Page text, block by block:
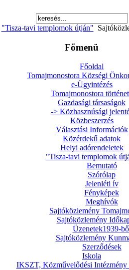
"Tisza-tavi templomok útján"
Főmenü
Főoldal
Tomajmonostora Községi
e-Ügyintézés
Tomajmonostora
Gazdasági társaságok
-> Közhasznúsági
Közbeszerzés
Választási Információk
Közérdekű adatok
Helyi adórendeletek
"Tisza-tavi templomok
Bemutató
Szórólap
Jelenléti ív
Fényképek
Meghívók
Sajtóközlemény
Sajtóközlemény
Üzenetek1939-
Sajtóközlemény
Szerződések
Iskola
IKSZT, Közművelődési Intézmény